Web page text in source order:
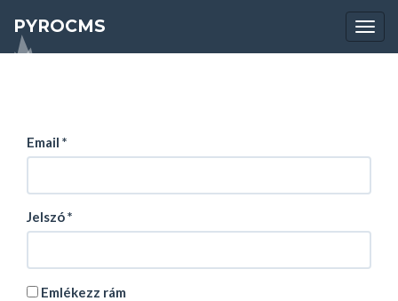
PYROCMS
Email *
Jelszó*
Emlékezz rám